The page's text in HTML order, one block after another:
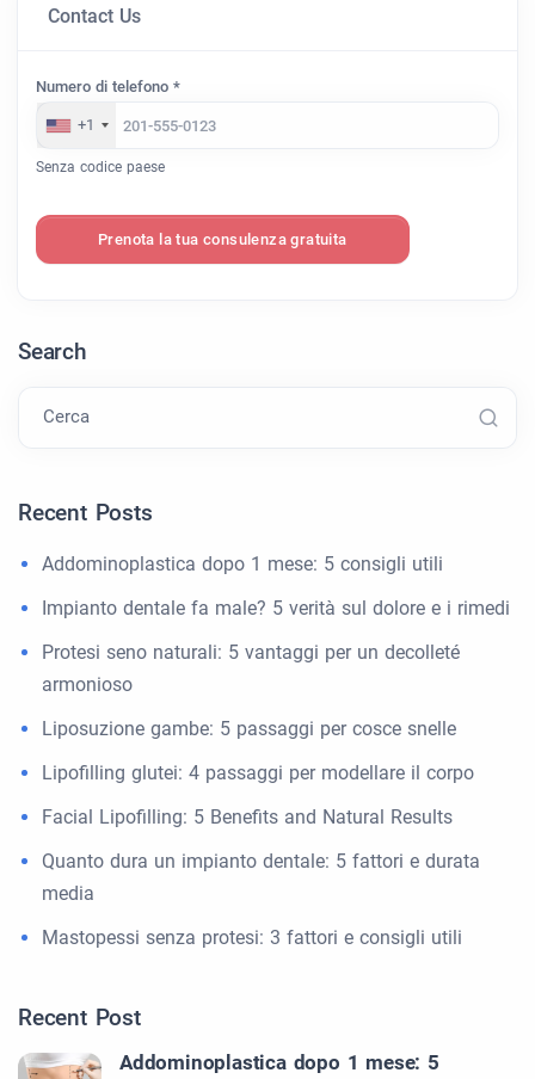
Contact Us
Numero di telefono *
+1
Senza codice paese
Prenota la tua consulenza gratuita
Search
Cerca
Recent Posts
Addominoplastica dopo 1 mese: 5 consigli utili
Impianto dentale fa male? 5 verità sul dolore e i rimedi
Protesi seno naturali: 5 vantaggi per un decolleté
armonioso
Liposuzione gambe: 5 passaggi per cosce snelle
Lipofilling glutei: 4 passaggi per modellare il corpo
Facial Lipofilling: 5 Benefits and Natural Results
Quanto dura un impianto dentale: 5 fattori e durata
media
Mastopessi senza protesi: 3 fattori e consigli utili
Recent Post
Addominoplastica dopo 1 mese: 5